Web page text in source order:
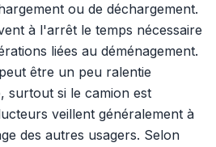
ou de déchargement.
à l'arrêt le temps nécessaire
liées au déménagement.
être un peu ralentie
surtout si le camion est
veillent généralement à
des autres usagers. Selon